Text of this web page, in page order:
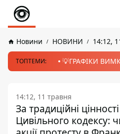
Новини НОВИНИ 14:12,
ТОПТЕМИ: 💡ГРАФІКИ
14:12, 11 травня
За традиційні
Цивільного кодексу: